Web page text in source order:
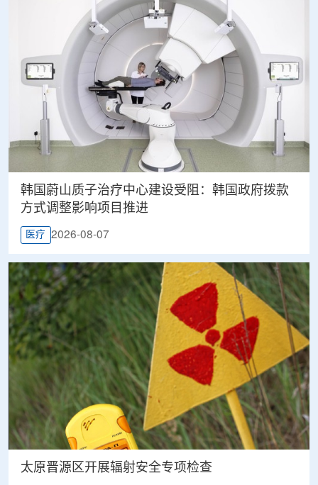
韩国蔚山质子治疗中心建设受阻：韩国政府拨款
方式调整影响项目推进
医疗 2026-08-07
太原晋源区开展辐射安全专项检查